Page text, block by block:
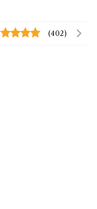
(402)